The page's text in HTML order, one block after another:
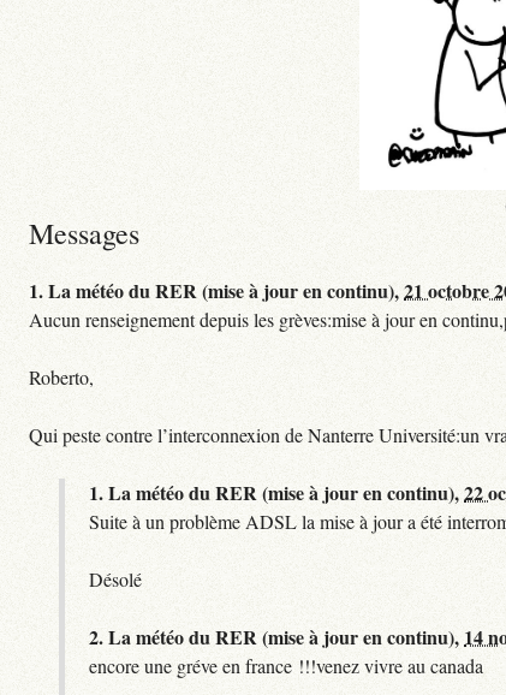
Messages
1.La météo du RER (mise à jour en continu),21 octobre
Aucun renseignement depuis les grèves:mise à jour en
Roberto,
Qui peste contre l’interconnexion de Nanterre Université:un
1.La météo du RER (mise à jour en continu),22
Suite à un problème ADSL la mise à jour a été
Désolé
2.La météo du RER (mise à jour en continu), 14
encore une gréve en france !!!venez vivre au canada